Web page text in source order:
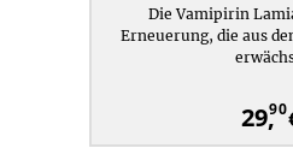
Die Vamipirin
Erneuerung, die aus
29,90